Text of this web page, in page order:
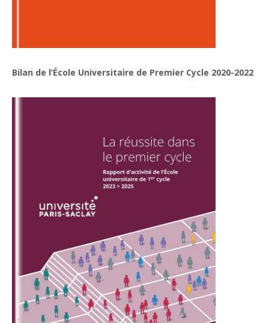
Bilan de l’École Universitaire de Premier Cycle 2020-2022